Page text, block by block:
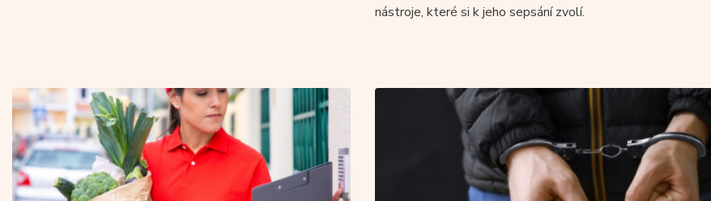
nástroje, které si k jeho sepsání zvolí.